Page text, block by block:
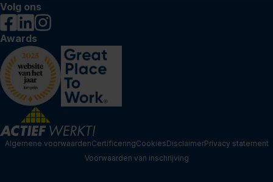
Volg ons
Awards
Algemene voorwaardenCertificeringCookiesDisclaimerPrivacy statement
Voorwaarden van inschrijving